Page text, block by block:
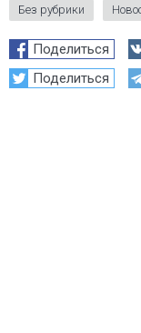
Без рубрики
Поделиться
Поделиться